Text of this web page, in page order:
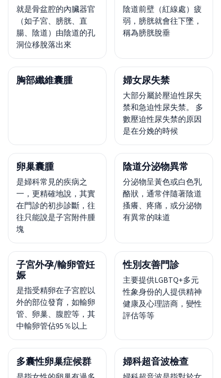
就是骨盆腔的內臟器官
（如子宮、膀胱、直
腸、陰道）由陰道的孔
洞位移脫落出來
陰道前壁（紅線處）疲
弱，膀胱就會往下墜，
稱為膀胱脫垂
胸部纖維囊腫 婦女尿失禁
大部分屬於壓迫性尿失
禁和急迫性尿失禁。 多
數壓迫性尿失禁的原因
是在分娩的時候
卵巢囊腫
是婦科常見的疾病之
一，更精確地說，其實
在門診的初步診斷，往
往只能說是子宮附件腫
塊
陰道分泌物異常
分泌物呈黃色或白色乳
酪狀，通常伴隨著陰道
搔癢、疼痛，或分泌物
有異常的味道
子宮外孕/輸卵管妊
娠
是指受精卵在子宮腔以
外的部位發育，如輸卵
管、卵巢、腹腔等，其
中輸卵管佔95％以上
性別友善門診
主要提供LGBTQ+多元
性象身份的人提供精神
健康及心理諮商，變性
評估等等
多囊性卵巢症候群 婦科超音波檢查